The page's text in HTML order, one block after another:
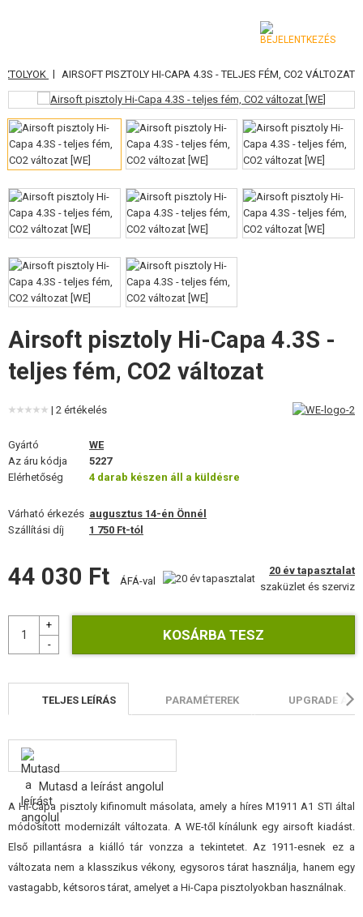
KATEGÓRIA
AIRSOFT FEGYVEREK
LÉGFEGYVEREK, CSÚZLIK
GRÁNÁTVETŐK, GRÁNÁTOK
LÖVEDÉK, GÁZ
AKKUMULÁTOROK, TÖLTŐK
TÁRAK
SZEMÜVEGEK, MASZKOK
FELSZERELÉS, EGYENRUHA, TOKOK
ÁLCÁZÁS, FESTÉK, SZALAG
RÁDIÓS, FEJHALLGATÓ, KAMERÁK
KIEGÉSZÍTŐK, HORDSZÍJAK
PÓTALKATRÉSZEK FEGYVEREKHEZ
ÖNVÉDELMI FELSZERELÉSEK, KÉPZÉS, KÉSEK
CÉLOK, LŐLAP
ÉLELMISZER
ÉPÍTŐKÉSZLETEK, MODELLEK
REKLÁM TÁRGYAK
SÉRÜLT, HASZNÁLT ÁRUK
HÍREK
KEDVEZMÉNYEK
| AIRSOFT PISZTOLY HI-CAPA 4.3S - TELJES FÉM, CO2 VÁLTOZAT
Airsoft pisztoly Hi-Capa 4.3S -
teljes fém, CO2 változat
| 2 értékelés
Gyártó
WE
Az áru kódja
5227
Elérhetőség
4 darab készen áll a küldésre
Várható érkezés augusztus 14-én Önnél
Szállítási díj
1 750 Ft-tól
44 030 Ft ÁFÁ-val
20 év tapasztalat
szaküzlet és szerviz
TELJES LEÍRÁS PARAMÉTEREK UPGRADE
Mutasd a leírást angolul
A Hi-Capa pisztoly kifinomult másolata, amely a híres M1911 A1 STI által
módosított modernizált változata. A WE-től kínálunk egy airsoft kiadást.
Első pillantásra a kiálló tár vonzza a tekintetet. Az 1911-esnek ez a
változata nem a klasszikus vékony, egysoros tárat használja, hanem egy
vastagabb, kétsoros tárat, amelyet a Hi-Capa pisztolyokban használnak.